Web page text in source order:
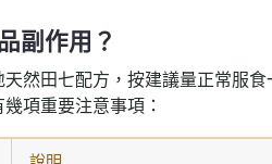
副作用？
然田七配方，按建議量正常服
項重要注意事項：